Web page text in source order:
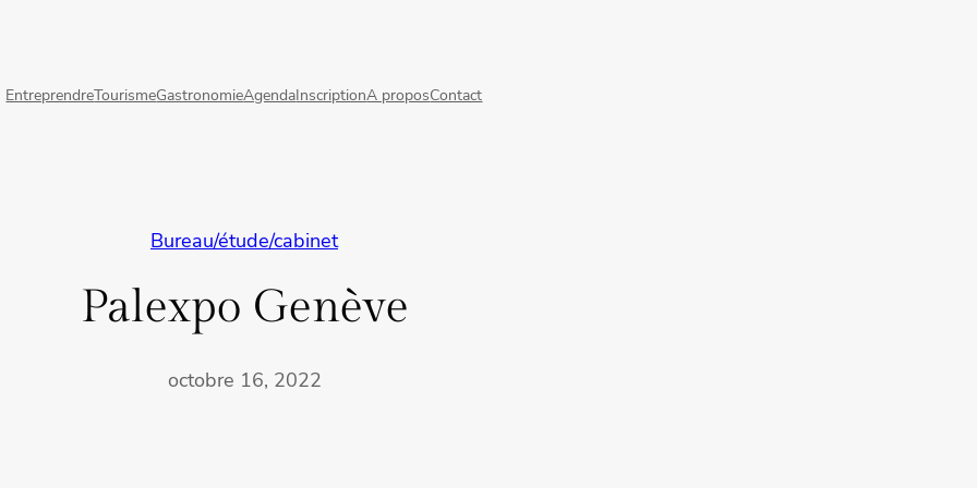
EntreprendreTourismeGastronomieAgendaInscriptionA proposContact
Bureau/étude/cabinet
Palexpo Genève
octobre 16, 2022